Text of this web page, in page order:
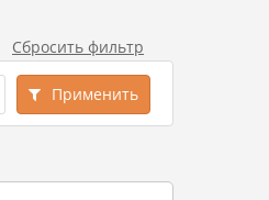
Применить
Сбросить фильтр